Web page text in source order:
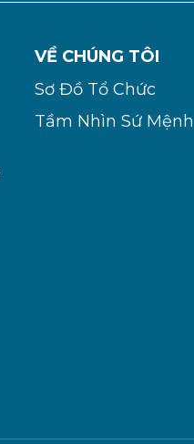
VỀ CHÚNG TÔI
Sơ Đồ Tổ Chức
Tầm Nhìn Sứ Mệnh